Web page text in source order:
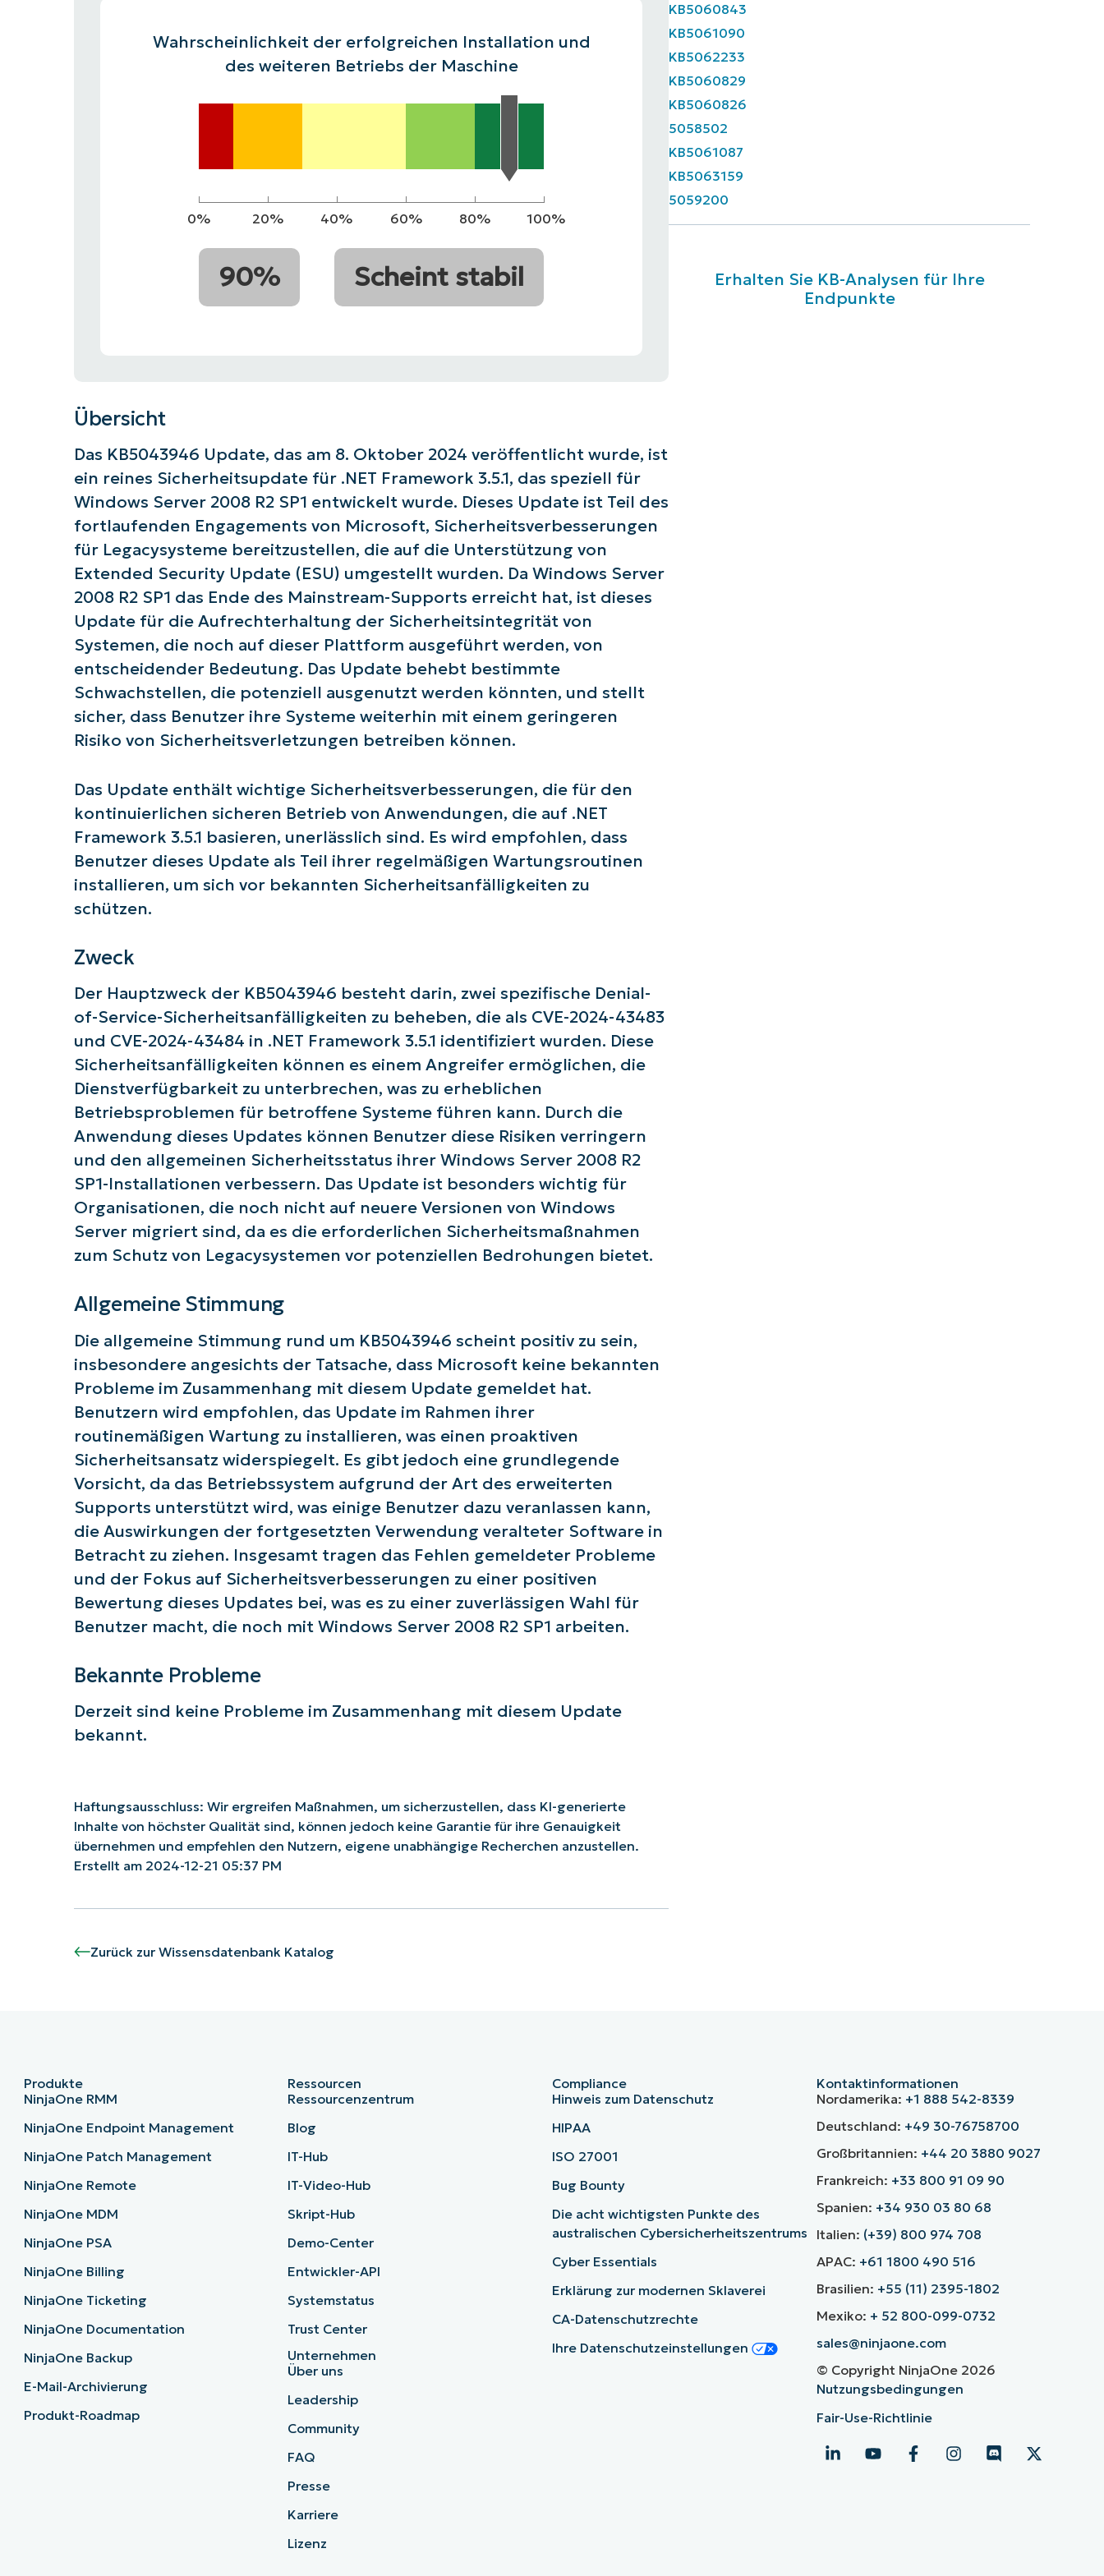
VERTRIEB KONTAKTIEREN PRODUKTVORSTELLUNG ANSEHEN
PRODUKT-
VERTRIEB KONTAKTIEREN PRODUKTVORSTELLUNG ANSEHEN
VERTRIEB KONTAKTIEREN PRODUKTVORSTELLUNG ANSEHEN
Wahrscheinlichkeit der erfolgreichen Installation und
des weiteren Betriebs der Maschine
0% 20% 40% 60% 80% 100%
90% Scheint stabil
Übersicht
Das KB5043946 Update, das am 8. Oktober 2024 veröffentlicht wurde, ist
ein reines Sicherheitsupdate für .NET Framework 3.5.1, das speziell für
Windows Server 2008 R2 SP1 entwickelt wurde. Dieses Update ist Teil des
fortlaufenden Engagements von Microsoft, Sicherheitsverbesserungen
für Legacysysteme bereitzustellen, die auf die Unterstützung von
Extended Security Update (ESU) umgestellt wurden. Da Windows Server
2008 R2 SP1 das Ende des Mainstream-Supports erreicht hat, ist dieses
Update für die Aufrechterhaltung der Sicherheitsintegrität von
Systemen, die noch auf dieser Plattform ausgeführt werden, von
entscheidender Bedeutung. Das Update behebt bestimmte
Schwachstellen, die potenziell ausgenutzt werden könnten, und stellt
sicher, dass Benutzer ihre Systeme weiterhin mit einem geringeren
Risiko von Sicherheitsverletzungen betreiben können.
Das Update enthält wichtige Sicherheitsverbesserungen, die für den
kontinuierlichen sicheren Betrieb von Anwendungen, die auf .NET
Framework 3.5.1 basieren, unerlässlich sind. Es wird empfohlen, dass
Benutzer dieses Update als Teil ihrer regelmäßigen Wartungsroutinen
installieren, um sich vor bekannten Sicherheitsanfälligkeiten zu
schützen.
Zweck
Der Hauptzweck der KB5043946 besteht darin, zwei spezifische Denial-
of-Service-Sicherheitsanfälligkeiten zu beheben, die als CVE-2024-43483
und CVE-2024-43484 in .NET Framework 3.5.1 identifiziert wurden. Diese
Sicherheitsanfälligkeiten können es einem Angreifer ermöglichen, die
Dienstverfügbarkeit zu unterbrechen, was zu erheblichen
Betriebsproblemen für betroffene Systeme führen kann. Durch die
Anwendung dieses Updates können Benutzer diese Risiken verringern
und den allgemeinen Sicherheitsstatus ihrer Windows Server 2008 R2
SP1-Installationen verbessern. Das Update ist besonders wichtig für
Organisationen, die noch nicht auf neuere Versionen von Windows
Server migriert sind, da es die erforderlichen Sicherheitsmaßnahmen
zum Schutz von Legacysystemen vor potenziellen Bedrohungen bietet.
Allgemeine Stimmung
Die allgemeine Stimmung rund um KB5043946 scheint positiv zu sein,
insbesondere angesichts der Tatsache, dass Microsoft keine bekannten
Probleme im Zusammenhang mit diesem Update gemeldet hat.
Benutzern wird empfohlen, das Update im Rahmen ihrer
routinemäßigen Wartung zu installieren, was einen proaktiven
Sicherheitsansatz widerspiegelt. Es gibt jedoch eine grundlegende
Vorsicht, da das Betriebssystem aufgrund der Art des erweiterten
Supports unterstützt wird, was einige Benutzer dazu veranlassen kann,
die Auswirkungen der fortgesetzten Verwendung veralteter Software in
Betracht zu ziehen. Insgesamt tragen das Fehlen gemeldeter Probleme
und der Fokus auf Sicherheitsverbesserungen zu einer positiven
Bewertung dieses Updates bei, was es zu einer zuverlässigen Wahl für
Benutzer macht, die noch mit Windows Server 2008 R2 SP1 arbeiten.
Bekannte Probleme
Derzeit sind keine Probleme im Zusammenhang mit diesem Update
bekannt.
Haftungsausschluss: Wir ergreifen Maßnahmen, um sicherzustellen, dass KI-generierte
Inhalte von höchster Qualität sind, können jedoch keine Garantie für ihre Genauigkeit
übernehmen und empfehlen den Nutzern, eigene unabhängige Recherchen anzustellen.
Erstellt am 2024-12-21 05:37 PM
Zurück zur Wissensdatenbank Katalog
KB5060843
KB5061090
KB5062233
KB5060829
KB5060826
5058502
KB5061087
KB5063159
5059200
Erhalten Sie KB-Analysen für Ihre
Endpunkte
Starten Sie mit NinjaOne AI-gesteuerten KB-Analysen!
First
last
name*
email*
number*
Land
Company
name*
Produkte
NinjaOne RMM
NinjaOne Endpoint Management
NinjaOne Patch Management
NinjaOne Remote
NinjaOne MDM
NinjaOne PSA
NinjaOne Billing
NinjaOne Ticketing
NinjaOne Documentation
NinjaOne Backup
E-Mail-Archivierung
Produkt-Roadmap
Ressourcen
Ressourcenzentrum
Blog
IT-Hub
IT-Video-Hub
Skript-Hub
Demo-Center
Entwickler-API
Systemstatus
Trust Center
Unternehmen
Über uns
Leadership
Community
FAQ
Presse
Karriere
Lizenz
Compliance
Hinweis zum Datenschutz
HIPAA
ISO 27001
Bug Bounty
Die acht wichtigsten Punkte des
australischen Cybersicherheitszentrums
Cyber Essentials
Erklärung zur modernen Sklaverei
CA-Datenschutzrechte
Ihre Datenschutzeinstellungen
Kontaktinformationen
Nordamerika: +1 888 542-8339
Deutschland: +49 30-76758700
Großbritannien: +44 20 3880 9027
Frankreich: +33 800 91 09 90
Spanien: +34 930 03 80 68
Italien: (+39) 800 974 708
APAC: +61 1800 490 516
Brasilien: +55 (11) 2395-1802
Mexiko: + 52 800-099-0732
sales@ninjaone.com
© Copyright NinjaOne 2026
Nutzungsbedingungen
Fair-Use-Richtlinie